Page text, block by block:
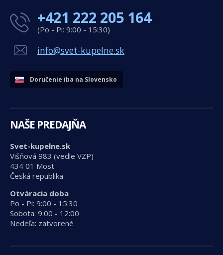
+421 222 205 164
(Po - Pi: 9:00 - 15:30)
info@svet-kupelne.sk
Doručenie iba na Slovensko
NAŠE PREDAJŇA
Svet-kupelne.sk
Višňová 983 (vedle VZP)
434 01 Most
Česká republika
Otváracia doba
Po - Pi: 9:00 - 15:30
Sobota: 9:00 - 12:00
Nedeľa: zatvorené